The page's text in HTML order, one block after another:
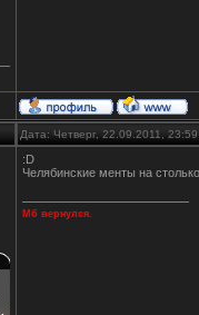
Дата: Четверг, 22.09.2011,
:D
Челябинские менты на
Мб вернулся.